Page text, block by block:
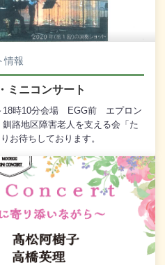
情報
ミニコンサート
18時10分会場 EGG前 エプロン
路地区障害老人を支える会「た
お待ちしております。